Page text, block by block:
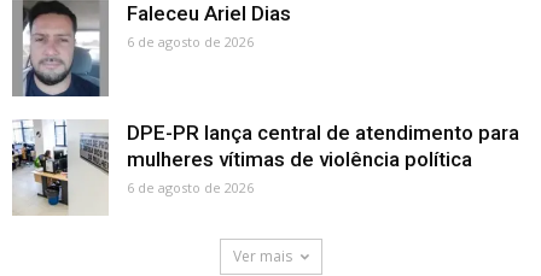
Faleceu Ariel Dias
6 de agosto de 2026
DPE-PR lança central de atendimento para
mulheres vítimas de violência política
6 de agosto de 2026
Ver mais